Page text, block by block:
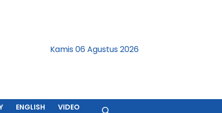
Kamis 06 Agustus 2026
ENGLISH VIDEO